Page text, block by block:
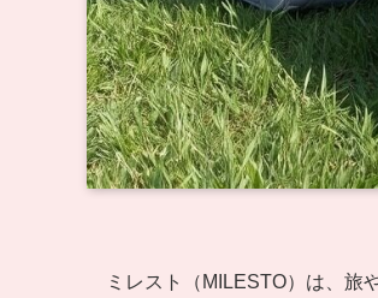
ミレスト（MILESTO）は、旅